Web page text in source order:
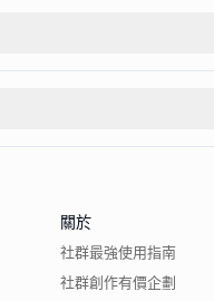
關於
社群最強使用指南
社群創作有價企劃